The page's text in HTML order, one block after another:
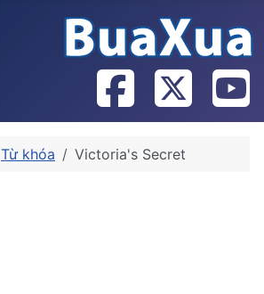
Từ khóa Victoria's Secret